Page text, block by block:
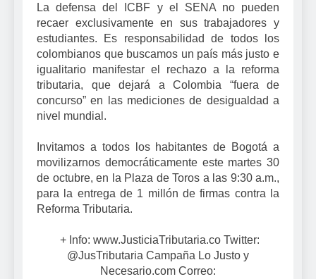
La defensa del ICBF y el SENA no pueden
recaer exclusivamente en sus trabajadores y
estudiantes. Es responsabilidad de todos los
colombianos que buscamos un país más justo e
igualitario manifestar el rechazo a la reforma
tributaria, que dejará a Colombia “fuera de
concurso” en las mediciones de desigualdad a
nivel mundial.
Invitamos a todos los habitantes de Bogotá a
movilizarnos democráticamente este martes 30
de octubre, en la Plaza de Toros a las 9:30 a.m.,
para la entrega de 1 millón de firmas contra la
Reforma Tributaria.
+ Info: www.JusticiaTributaria.co Twitter:
@JusTributaria Campaña Lo Justo y
Necesario.com Correo: